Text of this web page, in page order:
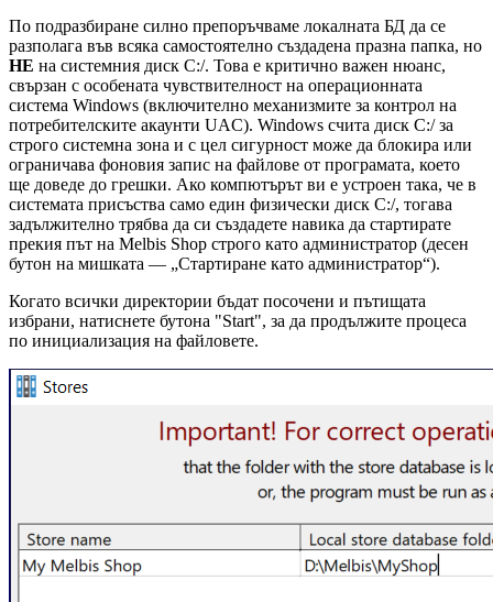
По подразбиране силно препоръчваме локалната БД да се
разполага във всяка самостоятелно създадена празна папка, но
НЕ на системния диск C:/. Това е критично важен нюанс,
свързан с особената чувствителност на операционната
система Windows (включително механизмите за контрол на
потребителските акаунти UAC). Windows счита диск C:/ за
строго системна зона и с цел сигурност може да блокира или
ограничава фоновия запис на файлове от програмата, което
ще доведе до грешки. Ако компютърът ви е устроен така, че в
системата присъства само един физически диск C:/, тогава
задължително трябва да си създадете навика да стартирате
прекия път на Melbis Shop строго като администратор (десен
бутон на мишката — „Стартиране като администратор“).
Когато всички директории бъдат посочени и пътищата
избрани, натиснете бутона "Start", за да продължите процеса
по инициализация на файловете.